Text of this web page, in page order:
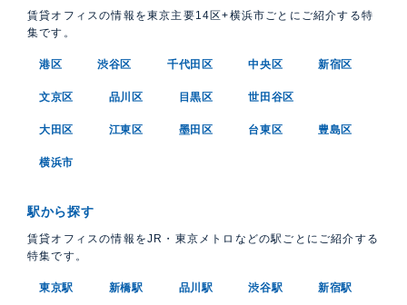
賃貸オフィスの情報を東京主要14区+横浜市ごとにご紹介する特
集です。
港区 渋谷区 千代田区 中央区 新宿区
文京区 品川区 目黒区 世田谷区
大田区 江東区 墨田区 台東区 豊島区
横浜市
駅から探す
賃貸オフィスの情報をJR・東京メトロなどの駅ごとにご紹介する
特集です。
東京駅 新橋駅 品川駅 渋谷駅 新宿駅